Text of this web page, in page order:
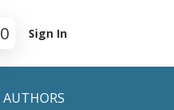
0 Sign In
AUTHORS